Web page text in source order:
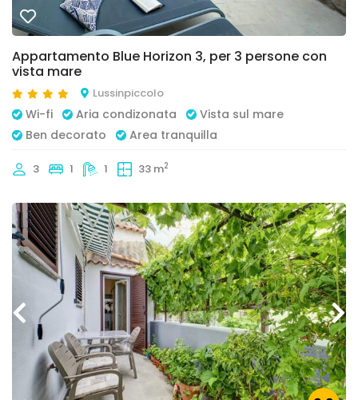
Appartamento Blue Horizon 3, per 3 persone con
vista mare
Lussinpiccolo
Wi-fi Aria condizonata
Vista sul mare
Ben decorato
Area tranquilla
3 1 1 33 m2